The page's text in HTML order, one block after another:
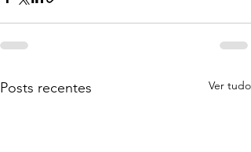
Posts recentes Ver tudo